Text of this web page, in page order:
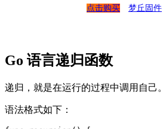
点击购买 梦丘固件
Go 语言递归函数
递归，就是在运行的过程中调用自己。
语法格式如下：